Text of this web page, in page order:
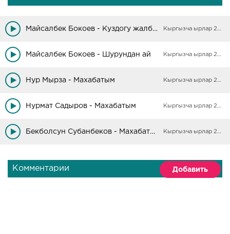
Майсалбек Бокоев - Куздогу жалбырактар Кыргызча ырлар 2025
Майсалбек Бокоев - Шурундан ай Кыргызча ырлар 2025
Нур Мырза - Махабатым Кыргызча ырлар 2025
Нурмат Садыров - Махабатым Кыргызча ырлар 2025
Бекболсун Субанбеков - Махабатым Кыргызча ырлар 2025
Комментарии Добавить